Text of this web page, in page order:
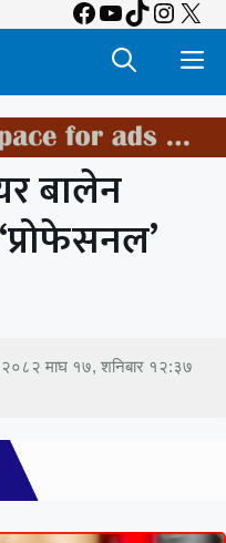
Facebook
YouTube
TikTok
X
बालेन
२०८२ माघ १७, शनिबार १२:३७